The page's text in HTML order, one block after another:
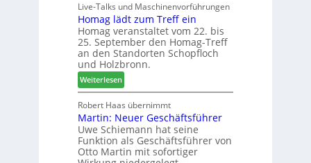
n
a
u
s
f
ü
r
W
e
m
h
ö
n
e
r
c
h
e
n
s
t
a
u
r
a
u
m
-
Live-Talks und Maschinenvorführungen
Homag lädt zum Treff ein
Homag veranstaltet vom 22. bis
25. September den Homag-Treff
an den Standorten Schopfloch
und Holzbronn.
Weiterlesen:
H
o
m
a
g
l
Robert Haas übernimmt
Martin: Neuer Geschäftsführer
Uwe Schiemann hat seine
Funktion als Geschäftsführer von
Otto Martin mit sofortiger